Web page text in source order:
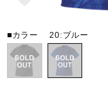
スイム
バレーボール
■カラー 20:ブルー